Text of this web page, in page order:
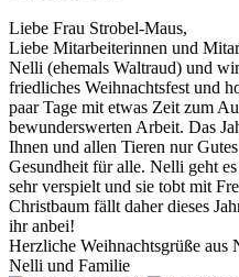
Liebe Frau Strobel-Maus,
Liebe Mitarbeiterinnen und
Nelli (ehemals Waltraud) und
friedliches Weihnachtsfest und
paar Tage mit etwas Zeit zum
bewunderswerten Arbeit. Das
Ihnen und allen Tieren nur
Gesundheit für alle. Nelli geht
sehr verspielt und sie tobt mit
Christbaum fällt daher dieses
ihr anbei!
Herzliche Weihnachtsgrüße aus
Nelli und Familie